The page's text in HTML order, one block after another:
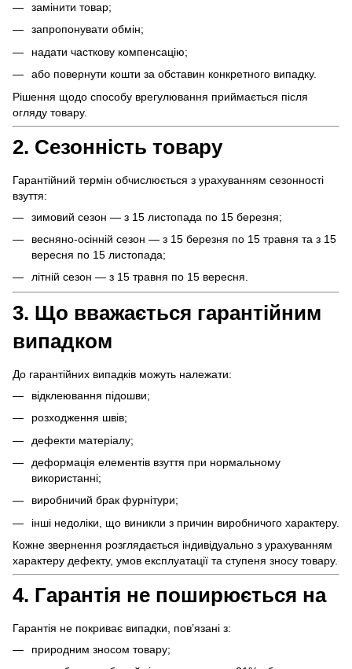
замінити товар;
запропонувати обмін;
надати часткову компенсацію;
або повернути кошти за обставин конкретного випадку.
Рішення щодо способу врегулювання приймається після
огляду товару.
2. Сезонність товару
Гарантійний термін обчислюється з урахуванням сезонності
взуття:
зимовий сезон — з 15 листопада по 15 березня;
весняно-осінній сезон — з 15 березня по 15 травня та з 15
вересня по 15 листопада;
літній сезон — з 15 травня по 15 вересня.
3. Що вважається гарантійним
випадком
До гарантійних випадків можуть належати:
відклеювання підошви;
розходження швів;
дефекти матеріалу;
деформація елементів взуття при нормальному
використанні;
виробничий брак фурнітури;
інші недоліки, що виникли з причин виробничого характеру.
Кожне звернення розглядається індивідуально з урахуванням
характеру дефекту, умов експлуатації та ступеня зносу товару.
4. Гарантія не поширюється на
Гарантія не покриває випадки, пов’язані з:
природним зносом товару;